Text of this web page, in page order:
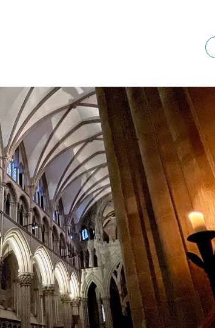
The music
Cathedral